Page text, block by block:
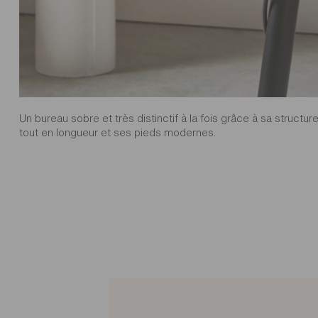
Un bureau sobre et très distinctif à la fois grâce à sa structure
tout en longueur et ses pieds modernes.